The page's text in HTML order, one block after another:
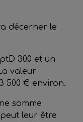
décerner le
300 et un
valeur
500 € environ.
somme
leur être